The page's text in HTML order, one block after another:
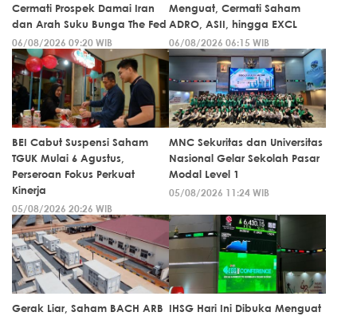
Cermati Prospek Damai Iran
dan Arah Suku Bunga The Fed
06/08/2026 09:20 WIB
Menguat, Cermati Saham
ADRO, ASII, hingga EXCL
06/08/2026 06:15 WIB
BEI Cabut Suspensi Saham
TGUK Mulai 6 Agustus,
Perseroan Fokus Perkuat
Kinerja
05/08/2026 20:26 WIB
MNC Sekuritas dan Universitas
Nasional Gelar Sekolah Pasar
Modal Level 1
05/08/2026 11:24 WIB
Gerak Liar, Saham BACH ARB IHSG Hari Ini Dibuka Menguat